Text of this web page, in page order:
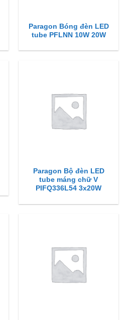
Paragon Bóng đèn LED
tube PFLNN 10W 20W
Paragon Bộ đèn LED
tube máng chữ V
PIFQ336L54 3x20W